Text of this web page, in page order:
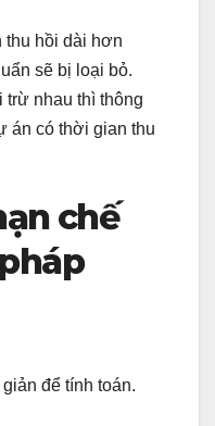
thu hồi dài hơn
sẽ bị loại bỏ.
trừ nhau thì thông
án có thời gian thu
chế
để tính toán.